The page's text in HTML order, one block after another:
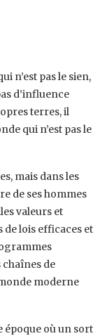
n’est pas le sien,
d’influence
terres, il
qui n’est pas le
mais dans les
de ses hommes
valeurs et
de lois efficaces et
chaînes de
moderne
époque où un sort